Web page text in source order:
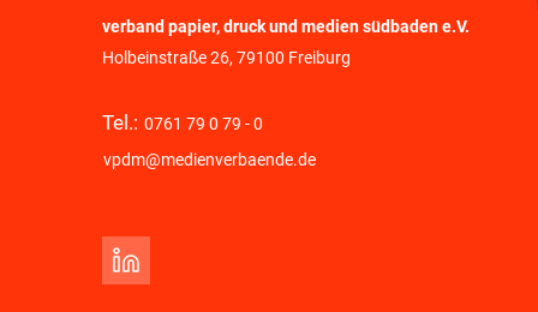
verband papier, druck und medien südbaden e.V.
Holbeinstraße 26, 79100 Freiburg
Tel.: 0761 79 0 79 - 0
vpdm@medienverbaende.de